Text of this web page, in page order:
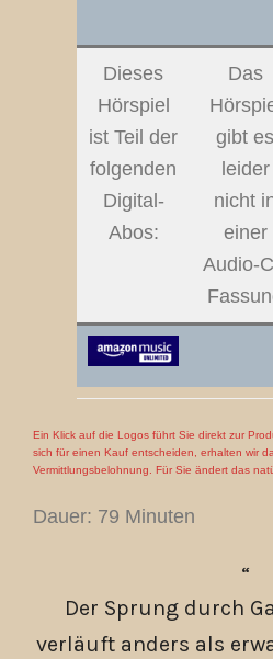
Dieses
Hörspiel
ist Teil der
folgenden
Digital-
Abos:
Das
gibt es
leider
nicht
einer
Audio-
Ein Klick auf die Logos führt Sie direkt zur
sich für einen Kauf entscheiden, erhalten wir
Vermittlungsbelohnung. Für Sie ändert das
Dauer: 79 Minuten
Der Sprung durch
verläuft anders als